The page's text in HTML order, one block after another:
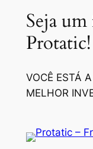
Seja
Protatic!
VOCÊ ESTÁ
MELHOR